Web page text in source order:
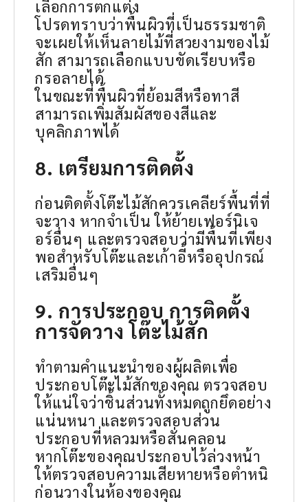
เลือกการตกแต่ง
โปรดทราบว่าพื้นผิวที่เป็นธรรมชาติ
จะเผยให้เห็นลายไม้ที่สวยงามของไม้
สัก สามารถเลือกแบบขัดเรียบหรือ
กรอลายได้
ในขณะที่พื้นผิวที่ย้อมสีหรือทาสี
สามารถเพิ่มสัมผัสของสีและ
บุคลิกภาพได้
8. เตรียมการติดตั้ง
ก่อนติดตั้งโต๊ะไม้สักควรเคลียร์พื้นที่ที่
จะวาง หากจำเป็น ให้ย้ายเฟอร์นิเจ
อร์อื่นๆ และตรวจสอบว่ามีพื้นที่เพียง
พอสำหรับโต๊ะและเก้าอี้หรืออุปกรณ์
เสริมอื่นๆ
9. การประกอบ การติดตั้ง
การจัดวาง โต๊ะไม้สัก
ทำตามคำแนะนำของผู้ผลิตเพื่อ
ประกอบโต๊ะไม้สักของคุณ ตรวจสอบ
ให้แน่ใจว่าชิ้นส่วนทั้งหมดถูกยึดอย่าง
แน่นหนา และตรวจสอบส่วน
ประกอบที่หลวมหรือสั่นคลอน
หากโต๊ะของคุณประกอบไว้ล่วงหน้า
ให้ตรวจสอบความเสียหายหรือตำหนิ
ก่อนวางในห้องของคุณ